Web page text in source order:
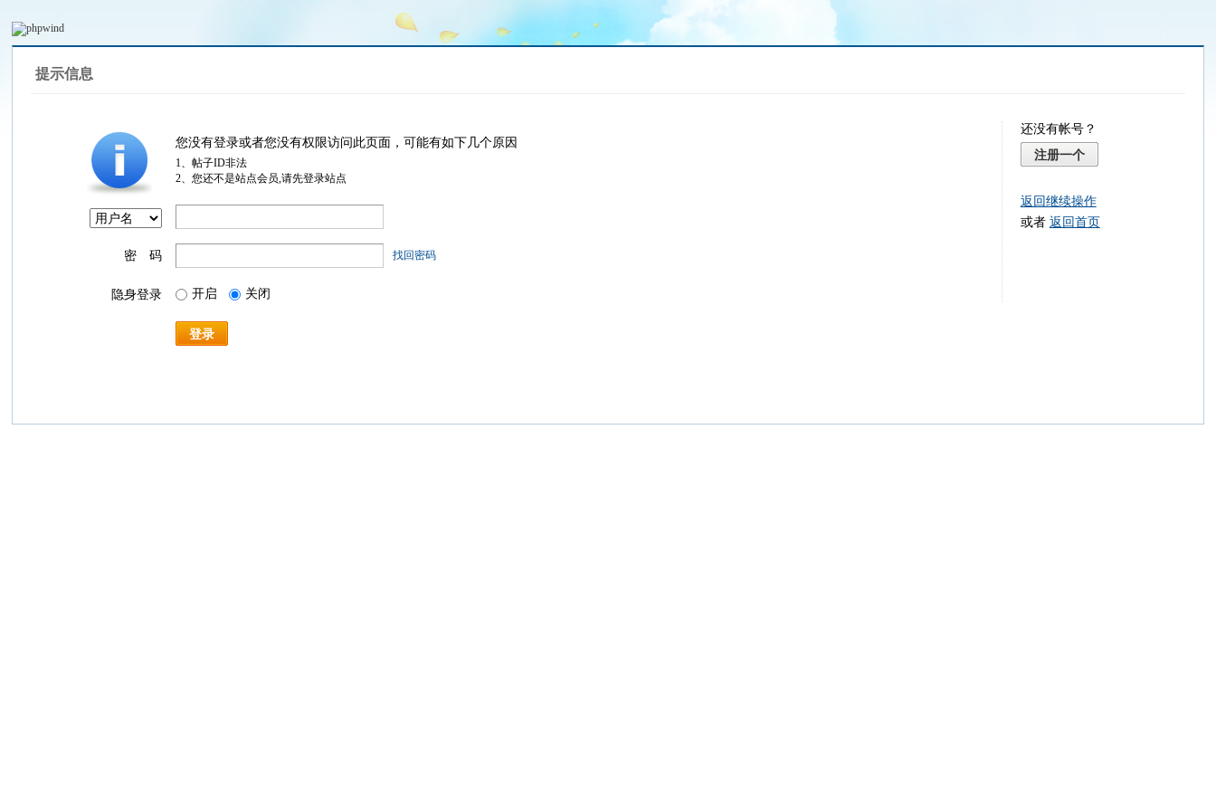
提示信息
您没有登录或者您没有权限访问此页面，可能有如下几个原因
1、帖子ID非法
2、您还不是站点会员,请先登录站点
密 码 找回密码
隐身登录 开启 关闭
登录
还没有帐号？
注册一个
返回继续操作
或者 返回首页